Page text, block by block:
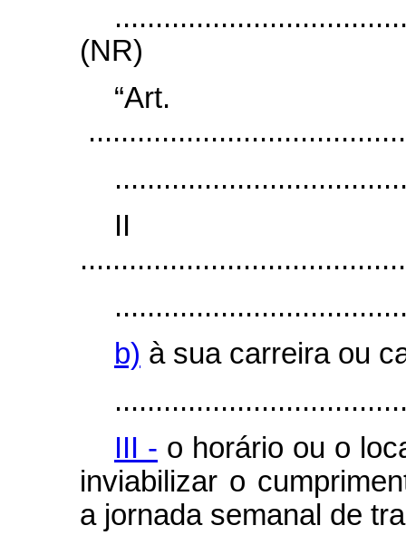
(NR)
b) à sua carreira ou
III - o horário ou o
inviabilizar o
a jornada semanal de